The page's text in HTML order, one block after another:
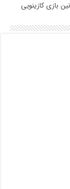
بازی کازینویی